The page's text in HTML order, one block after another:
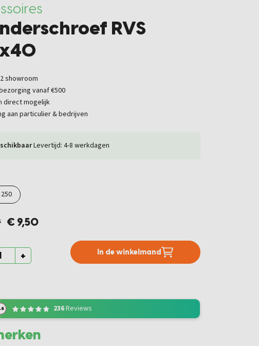
RVS
showroom
vanaf €500
direct mogelijk
aan particulier & bedrijven
Levertijd: 4-8 werkdagen
250
€ 9,50
+ In de winkelmand
236Reviews